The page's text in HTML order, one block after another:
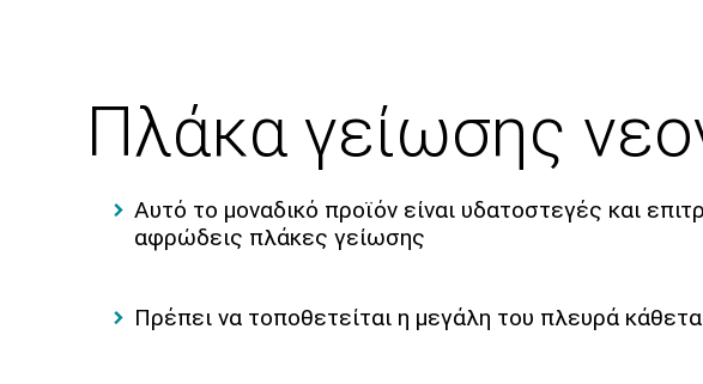
Πλάκα γείωσης
Αυτό το μοναδικό προϊόν είναι υδατοστεγές και
αφρώδεις πλάκες γείωσης
Πρέπει να τοποθετείται η μεγάλη του πλευρά